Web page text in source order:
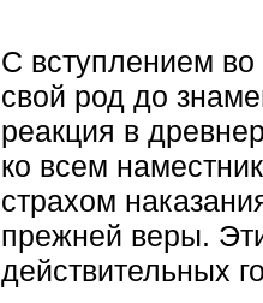
С вступлением во
свой род до
реакция в
ко всем
страхом
прежней веры.
действительных